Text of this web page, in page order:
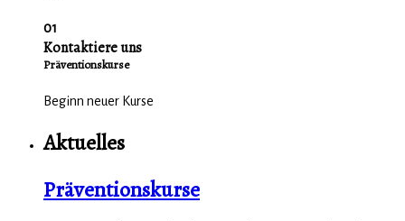
Kontaktiere uns
01
Präventionskurse
Beginn neuer Kurse
Aktuelles
Präventionskurse